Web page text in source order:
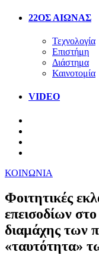
22ΟΣ ΑΙΩΝΑΣ
Τεχνολογία
Επιστήμη
Διάστημα
Καινοτομία
VIDEO
ΚΟΙΝΩΝΙΑ
Φοιτητικές
επεισοδίων
διαμάχης των
«ταυτότητα»